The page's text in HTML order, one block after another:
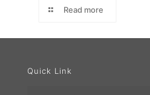
Read more
Quick Link